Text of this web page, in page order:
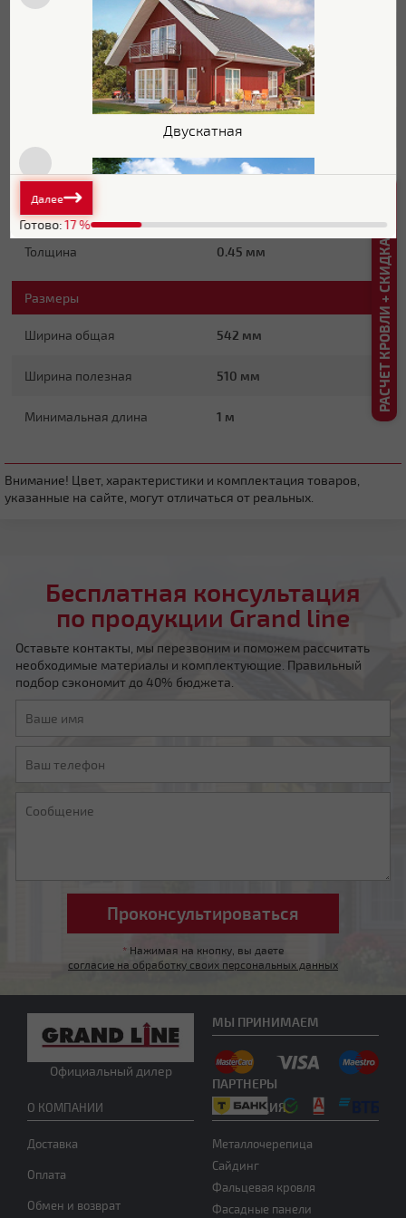
Защитный слой
Zn 60-100
(электролитический
способ нанесения 43 г/м²)
г/м2
Основа покрытия
Полиэфир
Эпоксидная серая
Стойкость к УФ Нет данных
Основные характеристики
Толщина 0.45 мм
Размеры
Ширина общая 542 мм
Ширина полезная 510 мм
Минимальная длина 1 м
Внимание! Цвет, характеристики и комплектация товаров,
указанные на сайте, могут отличаться от реальных.
Бесплатная консультация
по продукции Grand line
Оставьте контакты, мы перезвоним и поможем рассчитать
необходимые материалы и комплектующие. Правильный
подбор сэкономит до 40% бюджета.
* Нажимая на кнопку, вы даете
согласие на обработку своих персональных данных
Официальный дилер
О КОМПАНИИ
Доставка
Оплата
Обмен и возврат
ПРОДУКЦИЯ
Металлочерепица
Сайдинг
Фальцевая кровля
Фасадные панели
МЫ ПРИНИМАЕМ
ПАРТНЕРЫ
РАСЧЕТ КРОВЛИ + СКИДКА ДО 20%
Двускатная
Нужна консультация
Готово:17%
Далее